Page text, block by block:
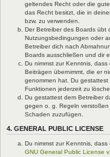
geltendes Recht oder die
das Recht besitzt, die in
bzw. zu verwenden.
Der Betreiber des Boards übt
Nutzungsbedingungen oder
Betreiber dich nach
Boards ausschließen und dir
Du nimmst zur Kenntnis,
Beiträgen übernimmt, die er
genommen hat. Du
Funktionen jederzeit zu
Du gestattest dem Betreiber
gegen o. g. Regeln
Schaden zuzufügen.
4. GENERAL PUBLIC LICENSE
Du nimmst zur Kenntnis, dass
GNU General Public License